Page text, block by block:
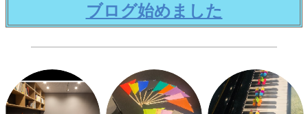
ブログ始めました